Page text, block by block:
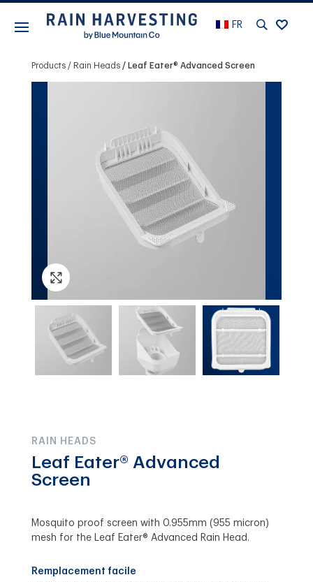
FR
Products Rain Heads Leaf Eater® Advanced Screen
RAIN HEADS
Leaf Eater® Advanced
Screen
Mosquito proof screen with 0.955mm (955 micron)
mesh for the Leaf Eater® Advanced Rain Head.
Remplacement facile